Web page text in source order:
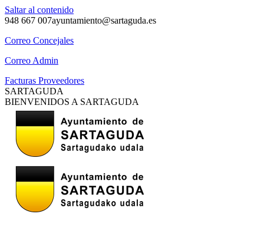
Saltar al contenido
948 667 007ayuntamiento@sartaguda.es
Correo Concejales
Correo Admin
Facturas Proveedores
SARTAGUDA
BIENVENIDOS A SARTAGUDA